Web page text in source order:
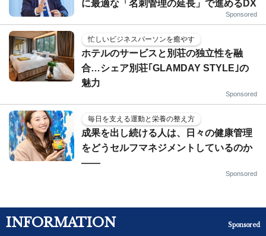
に最適な「名刺管理の延長」で進めるDX
Sponsored
忙しいビジネスパーソンを癒やす
ホテルのサービスと別荘の独立性を融
合…シェア別荘｢GLAMDAY STYLE｣の
魅力
Sponsored
毎日を支える運動と栄養の整え方
成果を出し続ける人は、日々の健康管理
をどうセルフマネジメントしているのか
——
Sponsored
INFORMATION Sponsored